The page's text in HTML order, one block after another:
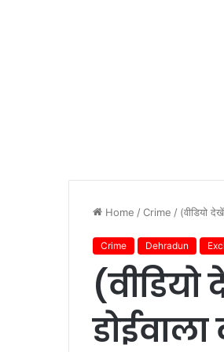
Home /Crime / (वीडियो
Crime Dehradun